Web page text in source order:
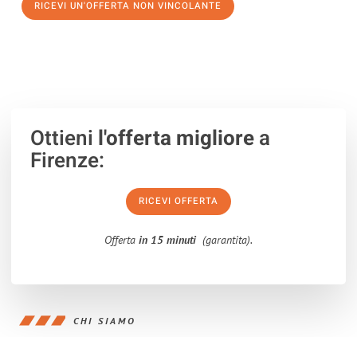
RICEVI UN'OFFERTA NON VINCOLANTE
Ottieni l'offerta migliorea
Firenze:
RICEVI OFFERTA
Offerta in 15 minuti (garantita).
CHI SIAMO